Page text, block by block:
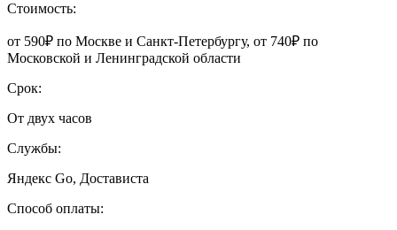
Стоимость:
от 590₽ по Москве и Санкт-Петербургу, от 740₽ по
Московской и Ленинградской области
Срок:
От двух часов
Службы:
Яндекс Go, Достависта
Способ оплаты: